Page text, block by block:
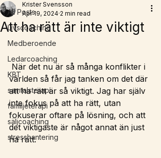
All Posts
Livscoaching
Medberoende
Ledarcoaching
KBT
samtalsterapi
familjeterapi
säljcoaching
stresshantering
Att ha rätt är inte viktigt
Krister Svensson
Apr 19, 2024 2 min read
När det nu är så många konflikter i
världen så får jag tanken om det där
att ha rätt är så viktigt. Jag har själv
inte fokus på att ha rätt, utan
fokuserar oftare på lösning, och att
det viktigaste är något annat än just
ha rätt.